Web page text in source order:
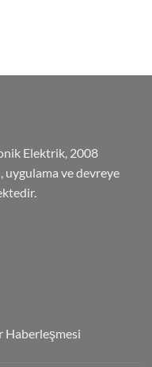
Elektrik, 2008
uygulama ve devreye
Haberleşmesi